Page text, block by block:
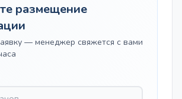
размещение
— менеджер свяжется с вами